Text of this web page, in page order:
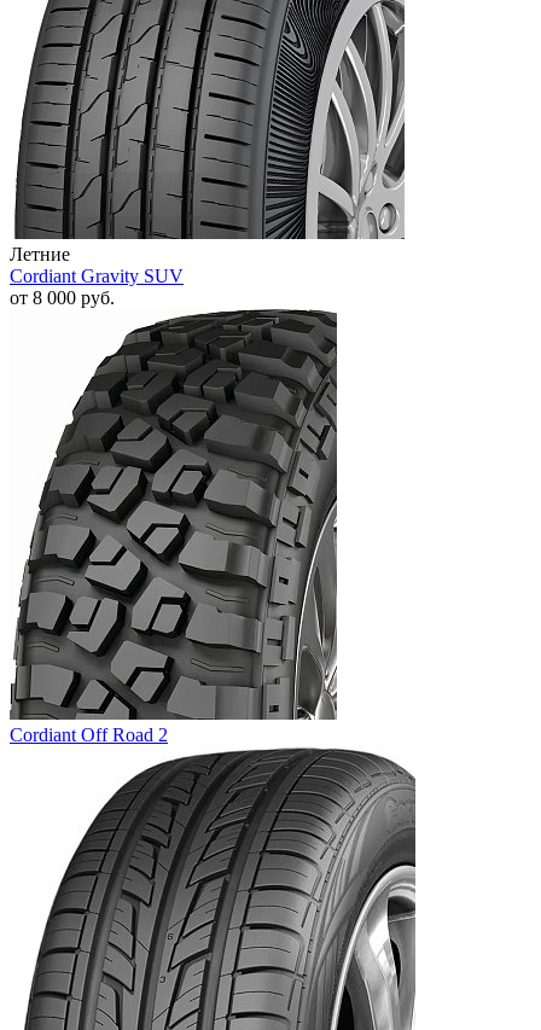
Летние
Cordiant Gravity SUV
от 8 000 руб.
Cordiant Off Road 2